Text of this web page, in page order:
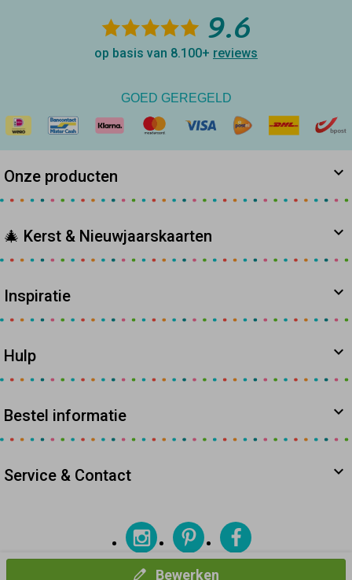
Bewerken
9.6
op basis van 8.100+ reviews
GOED GEREGELD
Onze producten
🎄 Kerst & Nieuwjaarskaarten
Inspiratie
Hulp
Bestel informatie
Service & Contact